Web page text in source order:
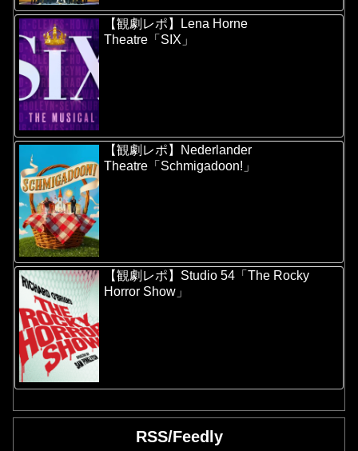
【観劇レポ】Lena Horne
Theatre「SIX」
【観劇レポ】Nederlander
Theatre「Schmigadoon!」
【観劇レポ】Studio 54「The Rocky
Horror Show」
RSS/Feedly